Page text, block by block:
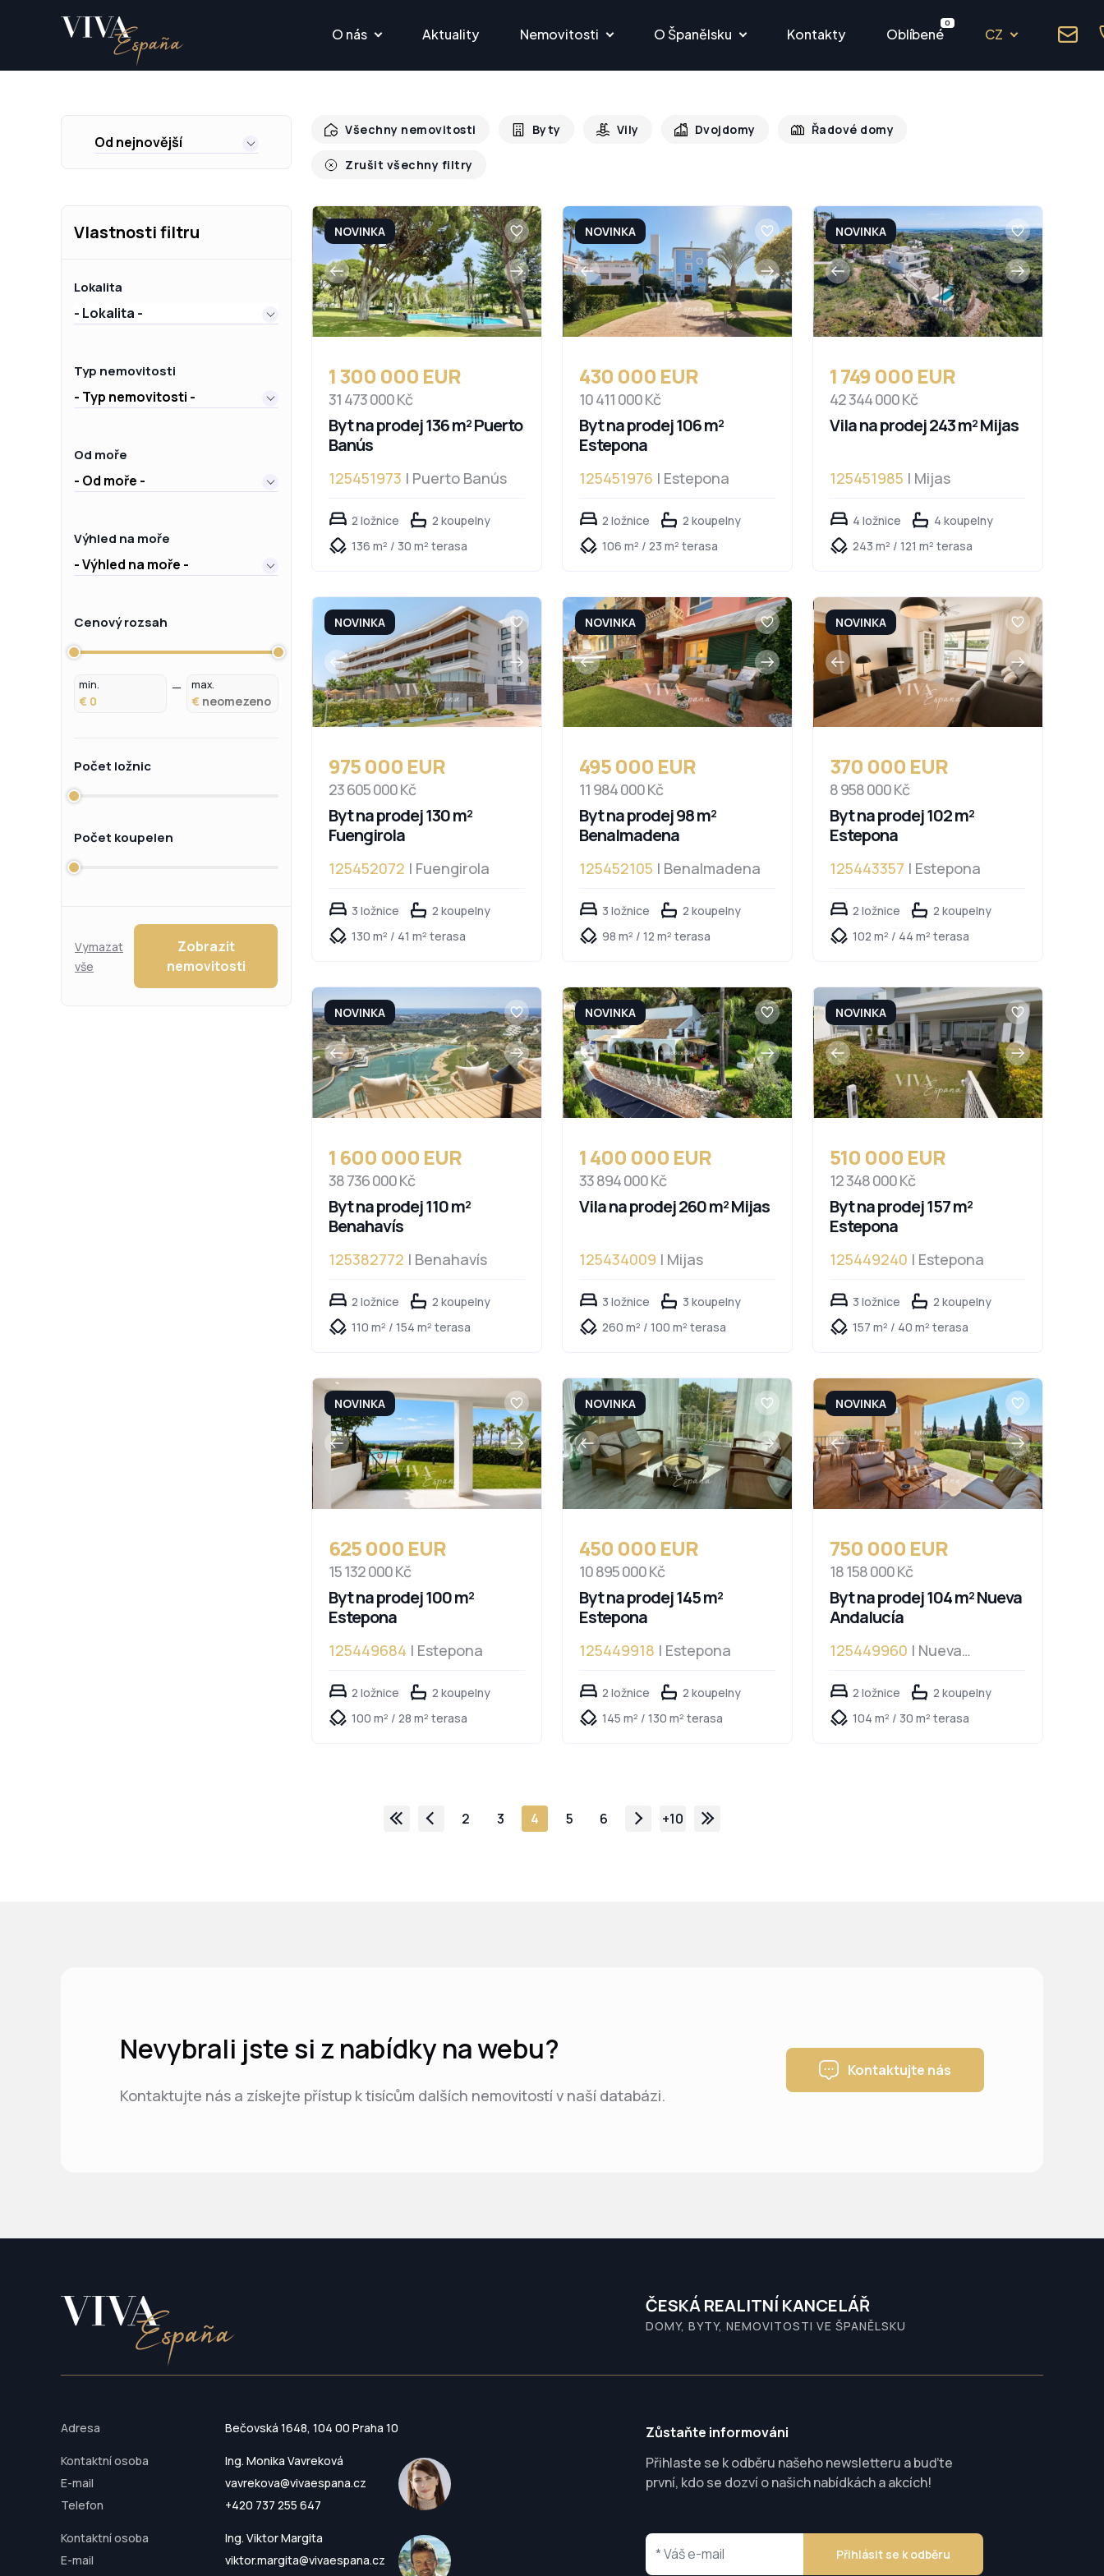
O nás Aktuality Nemovitosti O Španělsku Kontakty Oblíbené
0
CZ
Od nejnovější
Všechny nemovitosti Byty Vily Dvojdomy Řadové domy
Zrušit všechny filtry
Vlastnosti filtru
Lokalita
- Lokalita -
Typ nemovitosti
- Typ nemovitosti -
Od moře
- Od moře -
Výhled na moře
- Výhled na moře -
Cenový rozsah
min.
€
max.
€
Počet ložnic
Počet koupelen
Vymazat
vše
Zobrazit
nemovitosti
NOVINKA
1 300 000 EUR
31 473 000 Kč
Byt na prodej 136 m² Puerto
Banús
125451973 | Puerto Banús
2 ložnice
2 koupelny
136 m² / 30 m² terasa
NOVINKA
430 000 EUR
10 411 000 Kč
Byt na prodej 106 m²
Estepona
125451976 | Estepona
2 ložnice
2 koupelny
106 m² / 23 m² terasa
NOVINKA
1 749 000 EUR
42 344 000 Kč
Vila na prodej 243 m² Mijas
125451985 | Mijas
4 ložnice
4 koupelny
243 m² / 121 m² terasa
NOVINKA
975 000 EUR
23 605 000 Kč
Byt na prodej 130 m²
Fuengirola
125452072 | Fuengirola
3 ložnice
2 koupelny
130 m² / 41 m² terasa
NOVINKA
495 000 EUR
11 984 000 Kč
Byt na prodej 98 m²
Benalmadena
125452105 | Benalmadena
3 ložnice
2 koupelny
98 m² / 12 m² terasa
NOVINKA
370 000 EUR
8 958 000 Kč
Byt na prodej 102 m²
Estepona
125443357 | Estepona
2 ložnice
2 koupelny
102 m² / 44 m² terasa
NOVINKA
1 600 000 EUR
38 736 000 Kč
Byt na prodej 110 m²
Benahavís
125382772 | Benahavís
2 ložnice
2 koupelny
110 m² / 154 m² terasa
NOVINKA
1 400 000 EUR
33 894 000 Kč
Vila na prodej 260 m² Mijas
125434009 | Mijas
3 ložnice
3 koupelny
260 m² / 100 m² terasa
NOVINKA
510 000 EUR
12 348 000 Kč
Byt na prodej 157 m²
Estepona
125449240 | Estepona
3 ložnice
2 koupelny
157 m² / 40 m² terasa
NOVINKA
625 000 EUR
15 132 000 Kč
Byt na prodej 100 m²
Estepona
125449684 | Estepona
2 ložnice
2 koupelny
100 m² / 28 m² terasa
NOVINKA
450 000 EUR
10 895 000 Kč
Byt na prodej 145 m²
Estepona
125449918 | Estepona
2 ložnice
2 koupelny
145 m² / 130 m² terasa
NOVINKA
750 000 EUR
18 158 000 Kč
Byt na prodej 104 m² Nueva
Andalucía
125449960 | Nueva
2 ložnice
2 koupelny
104 m² / 30 m² terasa
2 3 4 5 6 +10
Nevybrali jste si z nabídky na webu?
Kontaktujte nás a získejte přístup k tisícům dalších nemovitostí v naší databázi.
Kontaktujte nás
ČESKÁ REALITNÍ KANCELÁŘ
DOMY, BYTY, NEMOVITOSTI VE ŠPANĚLSKU
Adresa Bečovská 1648, 104 00 Praha 10
Kontaktní osoba
Ing. Monika Vavreková
E-mail
vavrekova@vivaespana.cz
Telefon
+420 737 255 647
Kontaktní osoba
Ing. Viktor Margita
E-mail
viktor.margita@vivaespana.cz
Zůstaňte informováni
Přihlaste se k odběru našeho newsletteru a buďte
první, kdo se dozví o našich nabídkách a akcích!
Přihlásit se k odběru